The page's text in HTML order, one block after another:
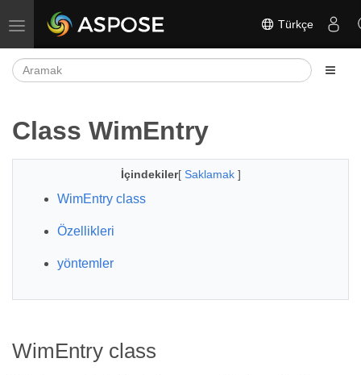
Gezinmeyi aç/kapat Türkçe
Class WimEntry
İçindekiler[ Saklamak ]
WimEntry class
Özellikleri
yöntemler
WimEntry class